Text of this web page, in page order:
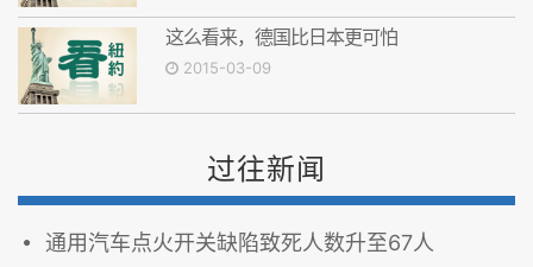
这么看来，德国比日本更可怕
2015-03-09
过往新闻
通用汽车点火开关缺陷致死人数升至67人